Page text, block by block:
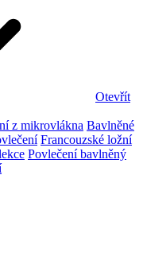
Otevřít
z mikrovlákna Bavlněné
Francouzské ložní
Povlečení bavlněný